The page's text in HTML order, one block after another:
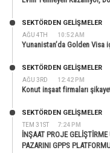
AĞU 4TH 10:52 AM
SEKTÖRDEN GELIŞMELER
Yunanistan’da Golden Visa
AĞU 3RD 12:42 PM
SEKTÖRDEN GELIŞMELER
Konut inşaat firmaları
TEM 31ST 7:24 PM
SEKTÖRDEN GELIŞMELER
İNŞAAT PROJE
PAZARINI GPPS